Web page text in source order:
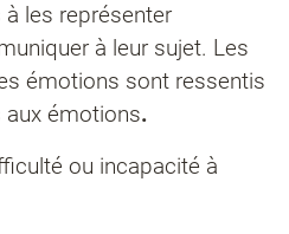
les représenter
à leur sujet. Les
émotions sont ressentis
émotions.
ou incapacité à